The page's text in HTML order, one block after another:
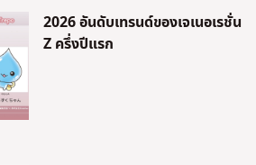
2026 อันดับเทรนด์ของเจเนอเรชั่น
Z ครึ่งปีแรก